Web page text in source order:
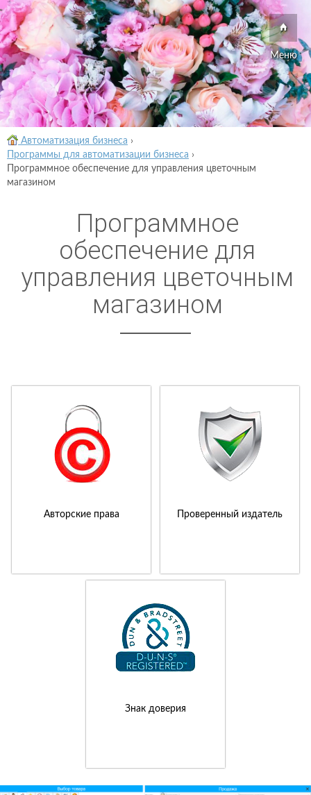
Меню
Автоматизация бизнеса ›
Программы для автоматизации бизнеса ›
Программное обеспечение для управления цветочным
магазином
Программное
обеспечение для
управления цветочным
магазином
Авторские права Проверенный издатель
Знак доверия